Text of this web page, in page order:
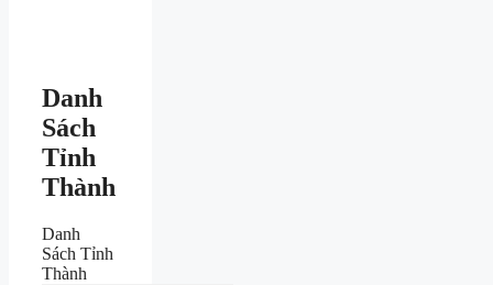
Danh
Sách
Tỉnh
Thành
Danh
Sách Tỉnh
Thành